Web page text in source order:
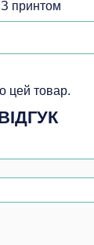
З принтом
цей товар.